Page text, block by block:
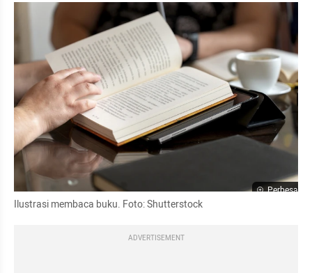
Perbesar
Ilustrasi membaca buku. Foto: Shutterstock
ADVERTISEMENT